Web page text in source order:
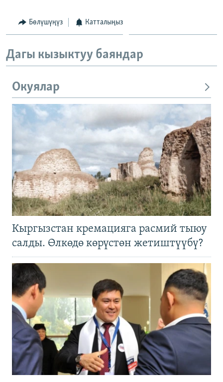
Бөлүшүңүз Катталыңыз
Дагы кызыктуу баяндар
Окуялар
Кыргызстан кремацияга расмий тыюу
салды. Өлкөдө көрүстөн жетиштүүбү?